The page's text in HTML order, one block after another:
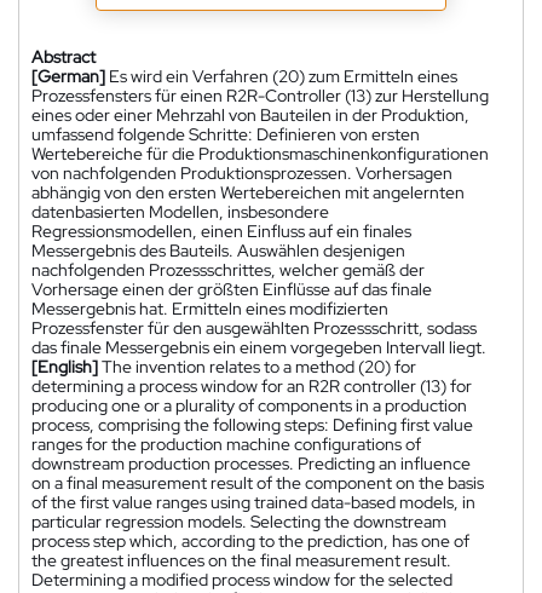
Abstract
[German] Es wird ein Verfahren (20) zum Ermitteln eines
Prozessfensters für einen R2R-Controller (13) zur Herstellung
eines oder einer Mehrzahl von Bauteilen in der Produktion,
umfassend folgende Schritte: Definieren von ersten
Wertebereiche für die Produktionsmaschinenkonfigurationen
von nachfolgenden Produktionsprozessen. Vorhersagen
abhängig von den ersten Wertebereichen mit angelernten
datenbasierten Modellen, insbesondere
Regressionsmodellen, einen Einfluss auf ein finales
Messergebnis des Bauteils. Auswählen desjenigen
nachfolgenden Prozessschrittes, welcher gemäß der
Vorhersage einen der größten Einflüsse auf das finale
Messergebnis hat. Ermitteln eines modifizierten
Prozessfenster für den ausgewählten Prozessschritt, sodass
das finale Messergebnis ein einem vorgegeben Intervall liegt.
[English]The invention relates to a method (20) for
determining a process window for an R2R controller (13) for
producing one or a plurality of components in a production
process, comprising the following steps: Defining first value
ranges for the production machine configurations of
downstream production processes. Predicting an influence
on a final measurement result of the component on the basis
of the first value ranges using trained data-based models, in
particular regression models. Selecting the downstream
process step which, according to the prediction, has one of
the greatest influences on the final measurement result.
Determining a modified process window for the selected